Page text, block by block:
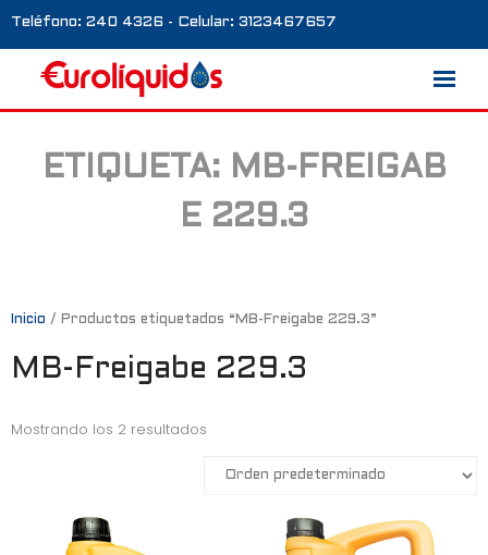
Teléfono: 240 4326 - Celular: 3123467657
Marcas
Galería
Contacto
ETIQUETA: MB-FREIGAB
E 229.3
Inicio / Productos etiquetados “MB-Freigabe 229.3”
MB-Freigabe 229.3
Mostrando los 2 resultados